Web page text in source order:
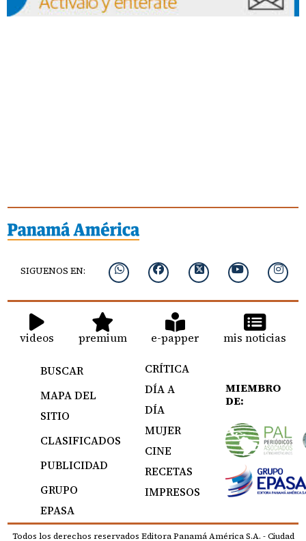
SIGUENOS EN:
videos premium e-papper mis noticias
BUSCAR
MAPA DEL
SITIO
CLASIFICADOS
PUBLICIDAD
GRUPO
EPASA
CRÍTICA
DÍA A
DÍA
MUJER
CINE
RECETAS
IMPRESOS
MIEMBRO
DE:
Todos los derechos reservados Editora Panamá América S.A. - Ciudad